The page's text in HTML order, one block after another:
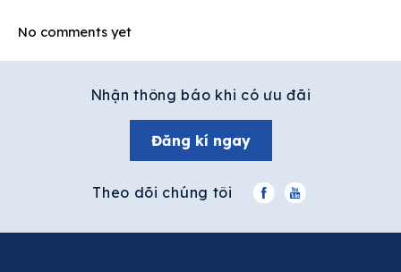
No comments yet
Nhận thông báo khi có ưu đãi
Đăng kí ngay
Theo dõi chúng tôi